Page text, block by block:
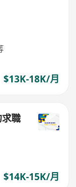
$13K-18K/月
職
$14K-15K/月